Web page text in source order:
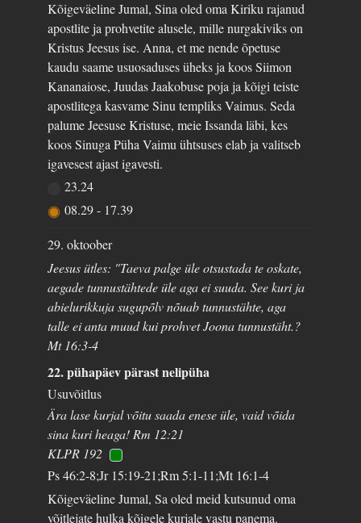
Kõigeväeline Jumal, Sina oled oma Kiriku rajanud
apostlite ja prohvetite alusele, mille nurgakiviks on
Kristus Jeesus ise. Anna, et me nende õpetuse
kaudu saame usuosaduses üheks ja koos Siimon
Kananaiose, Juudas Jaakobuse poja ja kõigi teiste
apostlitega kasvame Sinu templiks Vaimus. Seda
palume Jeesuse Kristuse, meie Issanda läbi, kes
koos Sinuga Püha Vaimu ühtsuses elab ja valitseb
igavesest ajast igavesti.
23.24
08.29- 17.39
29. oktoober
Jeesus ütles: "Taeva palge üle otsustada te oskate,
aegade tunnustähtede üle aga ei suuda. See kuri ja
abielurikkuja sugupõlv nõuab tunnustähte, aga
talle ei anta muud kui prohvet Joona tunnustäht.?
Mt 16:3-4
22. pühapäev pärast nelipüha
Usuvõitlus
Ära lase kurjal võitu saada enese üle, vaid võida
sina kuri heaga! Rm 12:21
KLPR 192
Ps 46:2-8;Jr 15:19-21;Rm 5:1-11;Mt 16:1-4
Kõigeväeline Jumal, Sa oled meid kutsunud oma
võitlejate hulka kõigele kurjale vastu panema.